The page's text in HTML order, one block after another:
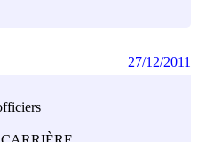
27/12/2011